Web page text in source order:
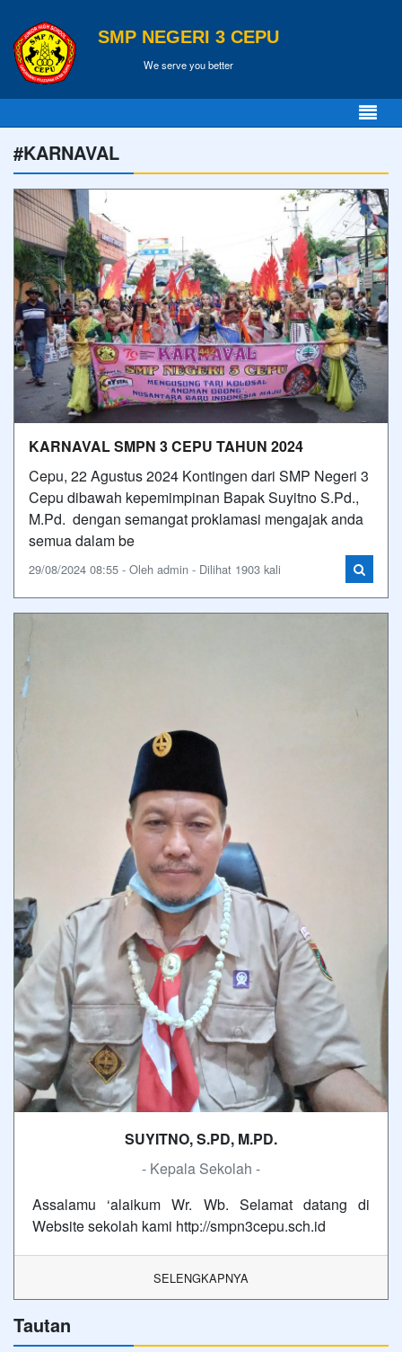
SMP NEGERI 3 CEPU
We serve you better
#KARNAVAL
KARNAVAL SMPN 3 CEPU TAHUN 2024
Cepu, 22 Agustus 2024 Kontingen dari SMP Negeri 3
Cepu dibawah kepemimpinan Bapak Suyitno S.Pd.,
M.Pd. dengan semangat proklamasi mengajak anda
semua dalam be
29/08/2024 08:55 - Oleh admin - Dilihat 1903 kali
SUYITNO, S.PD, M.PD.
- Kepala Sekolah -
Assalamu ‘alaikum Wr. Wb. Selamat datang di
Website sekolah kami http://smpn3cepu.sch.id
SELENGKAPNYA
Tautan